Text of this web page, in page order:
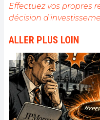
Effectuez vos propres
décision
ALLER PLUS LOIN